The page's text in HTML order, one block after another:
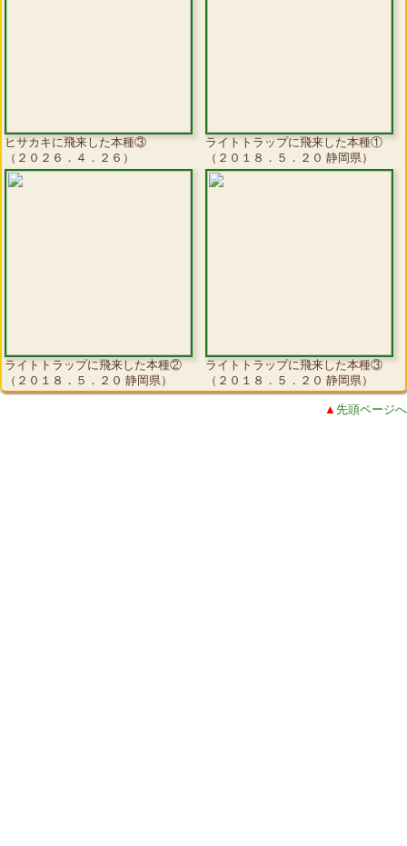
ヒサカキに飛来した本種③
（２０２６．４．２６）
ライトトラップに飛来した本種①
（２０１８．５．２０ 静岡県）
ライトトラップに飛来した本種②
（２０１８．５．２０ 静岡県）
ライトトラップに飛来した本種③
（２０１８．５．２０ 静岡県）
▲ 先頭ページへ